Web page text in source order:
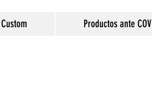
Productos ante